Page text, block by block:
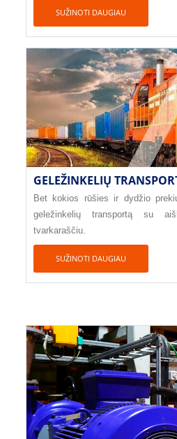
SUŽINOTI DAUGIAU
GELEŽINKELIŲ
Bet kokios rūšies ir dydžio
geležinkelių transportą su
tvarkaraščiu.
SUŽINOTI DAUGIAU